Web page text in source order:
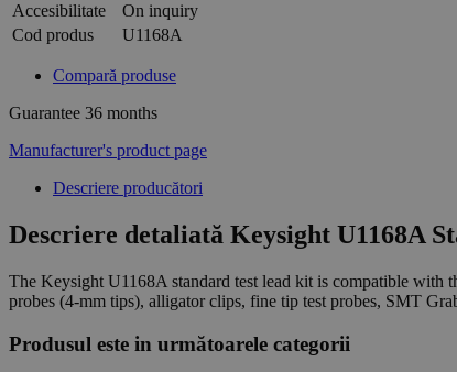
Accesibilitate
On inquiry
Cod produs
U1168A
Compară produse
Guarantee 36 months
Manufacturer's product page
Descriere producători
Descriere detaliată Keysight U1168A
The Keysight U1168A standard test lead kit is compatible with
probes (4-mm tips), alligator clips, fine tip test probes, SMT
Produsul este in următoarele categorii